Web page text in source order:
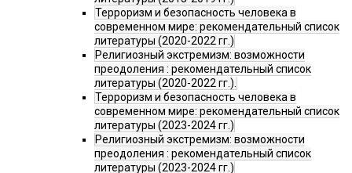
Терроризм и безопасность человека в
современном мире: рекомендательный список
литературы (2020-2022 гг.)
Религиозный экстремизм: возможности
преодоления : рекомендательный список
литературы (2020-2022 гг.).
Терроризм и безопасность человека в
современном мире: рекомендательный список
литературы (2023-2024 гг.)
Религиозный экстремизм: возможности
преодоления : рекомендательный список
литературы (2023-2024 гг.)